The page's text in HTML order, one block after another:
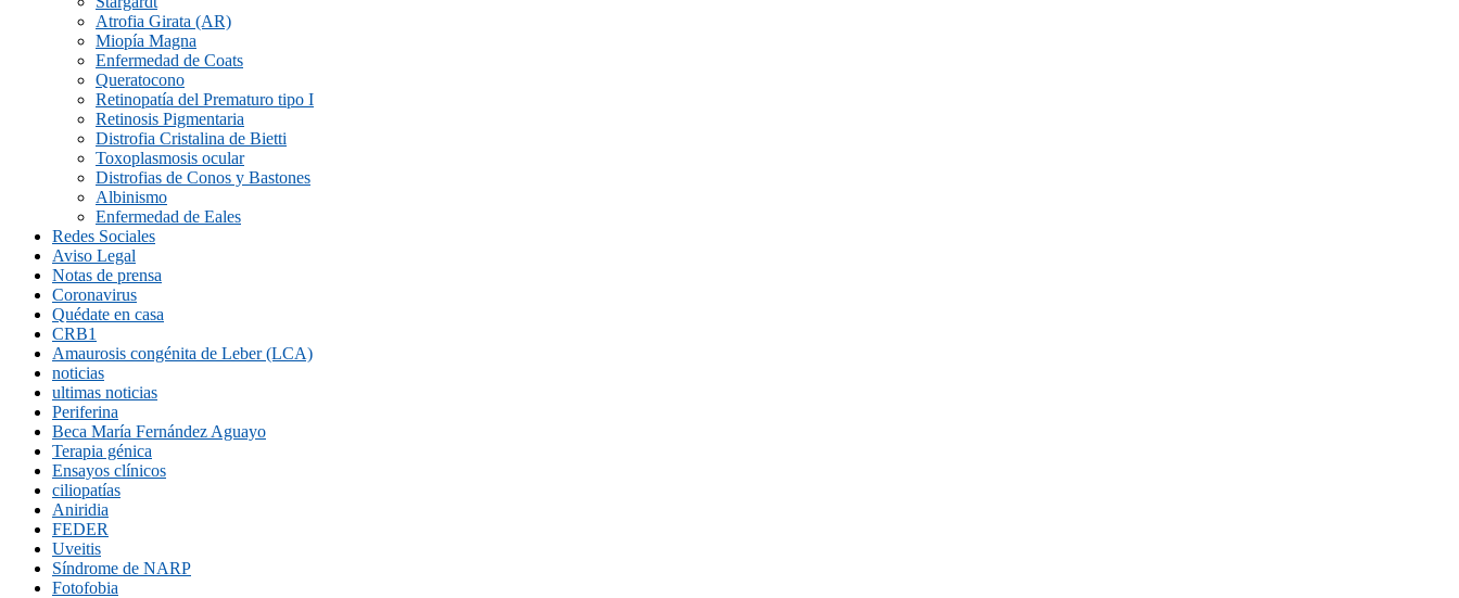
Atrofia Girata (AR)
Miopía Magna
Enfermedad de Coats
Queratocono
Retinopatí­a del Prematuro tipo I
Retinosis Pigmentaria
Distrofia Cristalina de Bietti
Toxoplasmosis ocular
Distrofias de Conos y Bastones
Albinismo
Enfermedad de Eales
Redes Sociales
Aviso Legal
Notas de prensa
Coronavirus
Quédate en casa
CRB1
Amaurosis congénita de Leber (LCA)
noticias
ultimas noticias
Periferina
Beca María Fernández Aguayo
Terapia génica
Ensayos clínicos
ciliopatías
Aniridia
FEDER
Uveitis
Síndrome de NARP
Fotofobia